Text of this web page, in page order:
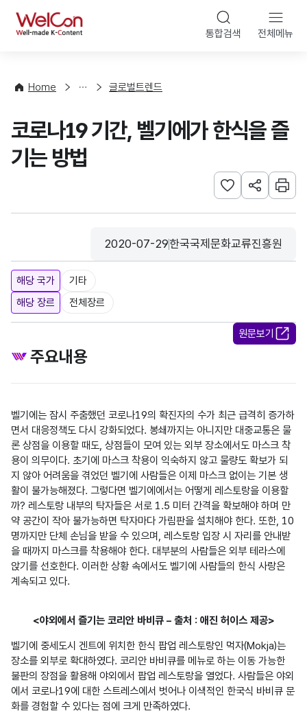
WelCon 통합검색 전체메뉴
Home
향
계
글로벌트렌드
코로나19 기간, 벨기에가 한식을 즐
기는 방법
관심사 등록하기
URL 공유하
인쇄
등록일
2020-07-29
수집기관
한국국제문화교류진흥원
해당 국가
기타
해당 장르
전체장르
원문보기
주요내용
벨기에는 잠시 주춤했던 코로나19의 확진자의 수가 최근 급격히 증가하
면서 대응정책도 다시 강화되었다. 봉쇄까지는 아니지만 대중교통은 물
론 상점을 이용할 때도, 상점들이 모여 있는 외부 장소에서도 마스크 착
용이 의무이다. 초기에 마스크 착용이 익숙하지 않고 물량도 확보가 되
지 않아 어려움을 겪었던 벨기에 사람들은 이제 마스크 없이는 기본 생
활이 불가능해졌다. 그렇다면 벨기에에서는 어떻게 레스토랑을 이용할
까? 레스토랑 내부의 탁자들은 서로 1.5 미터 간격을 확보해야 하며 만
약 공간이 작아 불가능하면 탁자마다 가림판을 설치해야 한다. 또한, 10
명까지만 단체 손님을 받을 수 있으며, 레스토랑 입장 시 자리를 안내받
을 때까지 마스크를 착용해야 한다. 대부분의 사람들은 외부 테라스에
앉기를 선호한다. 이러한 상황 속에서도 벨기에 사람들의 한식 사랑은
계속되고 있다.
<야외에서 즐기는 코리안 바비큐 – 출처 : 애진 허이스 제공>
벨기에 중세도시 겐트에 위치한 한식 팝업 레스토랑인 먹자(Mokja)는
장소를 외부로 확대하였다. 코리안 바비큐를 메뉴로 하는 이동 가능한
불판의 장점을 활용해 야외에서 팝업 레스토랑을 열었다. 사람들은 야외
에서 코로나19에 대한 스트레스에서 벗어나 이색적인 한국식 바비큐 문
화를 경험할 수 있다는 점에 크게 만족하였다.